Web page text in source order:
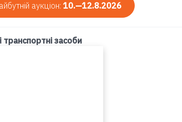
аукціон: 10.—12.8.2026
транспортні засоби